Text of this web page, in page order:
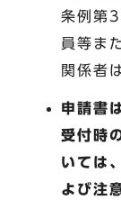
条例第
員等ま
関係者
申請書
受付時
いては
よび注